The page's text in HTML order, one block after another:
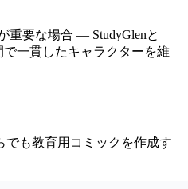
重要な場合 — StudyGlenと
一貫したキャラクターを維
でも教育用コミックを作成す